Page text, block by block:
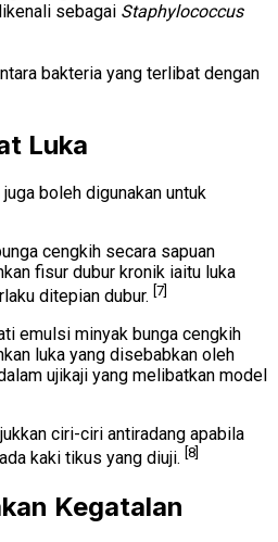
sebagai Staphylococcus
bakteria yang terlibat dengan
Luka
boleh digunakan untuk
cengkih secara sapuan
fisur dubur kronik iaitu luka
ditepian dubur. [7]
emulsi minyak bunga cengkih
luka yang disebabkan oleh
ujikaji yang melibatkan model
ciri-ciri antiradang apabila
kaki tikus yang diuji. [8]
Kegatalan